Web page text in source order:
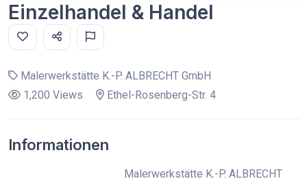
Einzelhandel & Handel
Malerwerkstätte K.-P. ALBRECHT GmbH
1,200 Views
Ethel-Rosenberg-Str. 4
Informationen
Malerwerkstätte K.-P. ALBRECHT